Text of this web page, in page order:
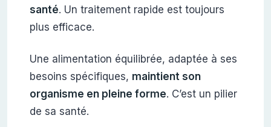
santé. Un traitement rapide est toujours
plus efficace.
Une alimentation équilibrée, adaptée à ses
besoins spécifiques, maintient son
organisme en pleine forme. C’est un pilier
de sa santé.